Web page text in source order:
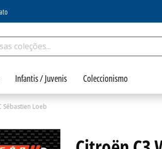
Infantis / Juvenis Coleccionismo
Sébastien Loeb